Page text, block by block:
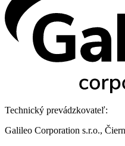
Technický prevádzkovateľ:
Galileo Corporation s.r.o.,